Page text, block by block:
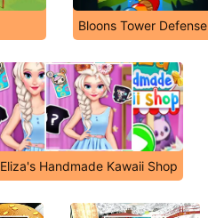
Bloons Tower Defense
Eliza's Handmade Kawaii Shop